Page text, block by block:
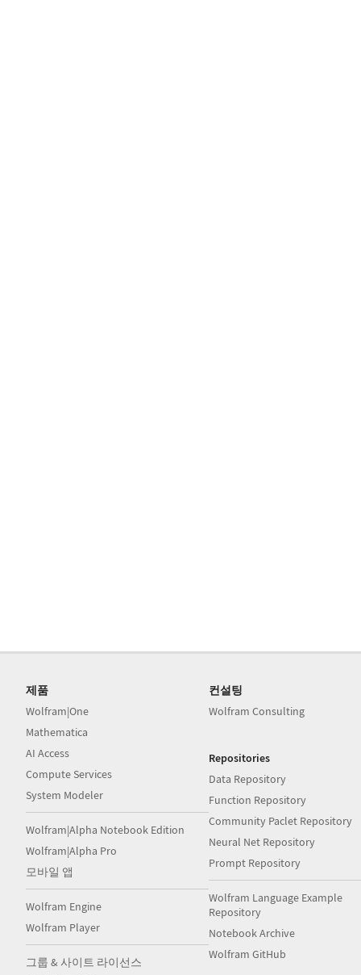
제품
Wolfram|One
Mathematica
AI Access
Compute Services
System Modeler
Wolfram|Alpha Notebook Edition
Wolfram|Alpha Pro
모바일 앱
Wolfram Engine
Wolfram Player
그룹 & 사이트 라이선스
컨설팅
Wolfram Consulting
Repositories
Data Repository
Function Repository
Community Paclet Repository
Neural Net Repository
Prompt Repository
Wolfram Language Example
Repository
Notebook Archive
Wolfram GitHub